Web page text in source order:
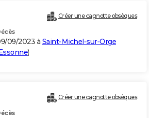
Créer une cagnotte obsèques
09/2023 à Saint-Michel-sur-Orge
)
Créer une cagnotte obsèques